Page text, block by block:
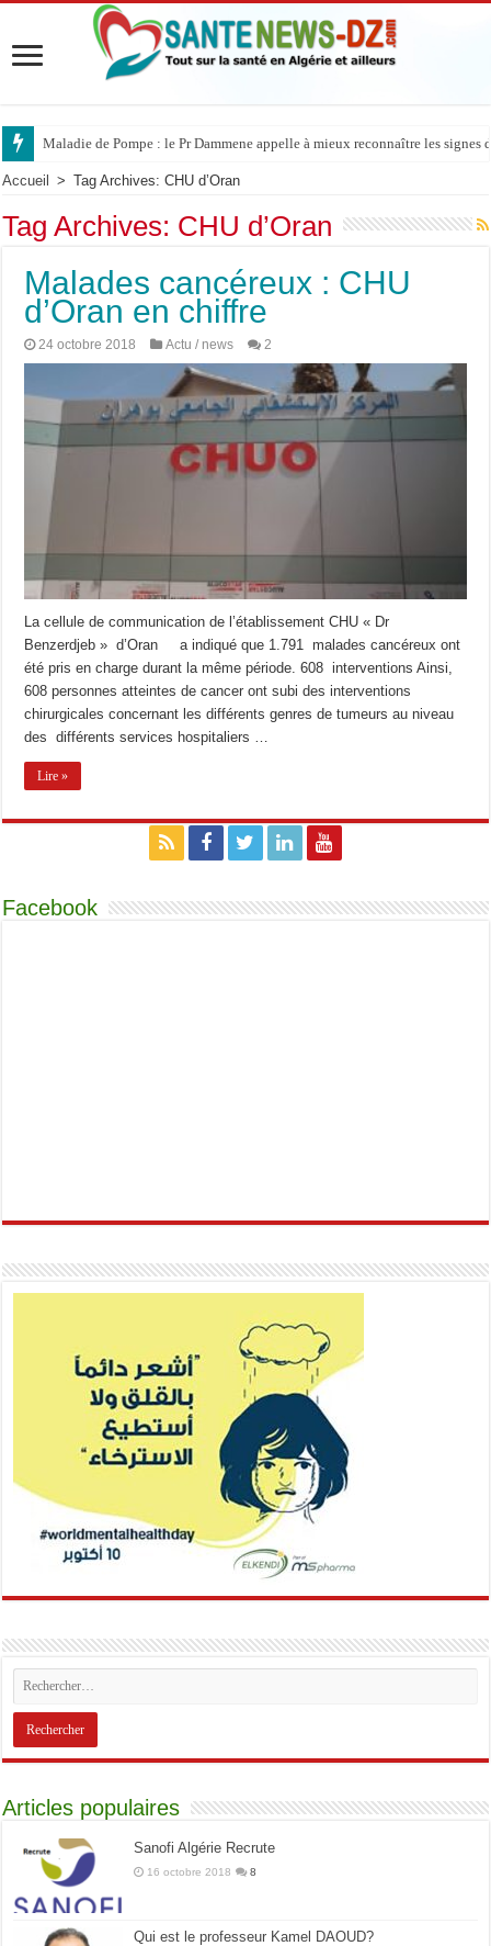
Maladie de Pompe : le Pr Dammene appelle à mieux reconnaître les signes
Accueil > Tag Archives: CHU d’Oran
Tag Archives: CHU d’Oran
Malades cancéreux : CHU
d’Oran en chiffre
24 octobre 2018 Actu / news 2
La cellule de communication de l’établissement CHU « Dr
Benzerdjeb » d’Oran a indiqué que 1.791 malades cancéreux ont
été pris en charge durant la même période. 608 interventions Ainsi,
608 personnes atteintes de cancer ont subi des interventions
chirurgicales concernant les différents genres de tumeurs au niveau
des différents services hospitaliers …
Lire »
Facebook
Articles populaires
Sanofi Algérie Recrute
16 octobre 2018 8
Qui est le professeur Kamel DAOUD?